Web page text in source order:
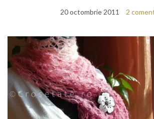
20 octombrie 2011 2